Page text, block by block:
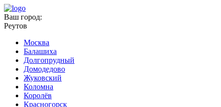
Ваш город:
Реутов
Москва
Балашиха
Долгопрудный
Домодедово
Жуковский
Коломна
Королёв
Красногорск